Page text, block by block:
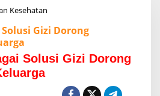
Kesehatan
G
d
Gizi Dorong
Solusi Gizi Dorong